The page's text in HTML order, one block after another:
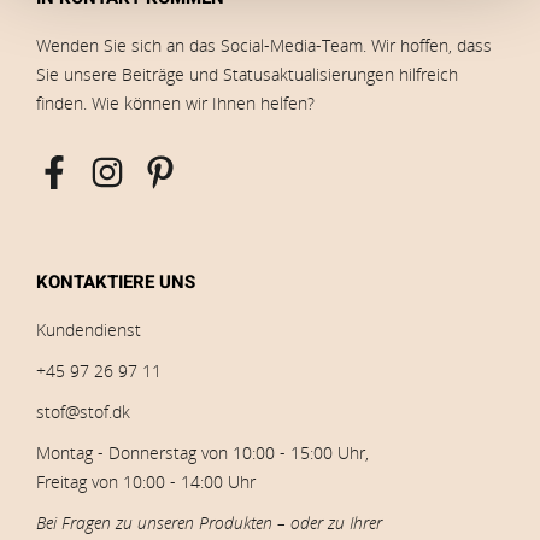
Wenden Sie sich an das Social-Media-Team. Wir hoffen, dass
Sie unsere Beiträge und Statusaktualisierungen hilfreich
finden. Wie können wir Ihnen helfen?
KONTAKTIERE UNS
Kundendienst
+45 97 26 97 11
stof@stof.dk
Montag - Donnerstag von 10:00 - 15:00 Uhr,
Freitag von 10:00 - 14:00 Uhr
Bei Fragen zu unseren Produkten – oder zu Ihrer